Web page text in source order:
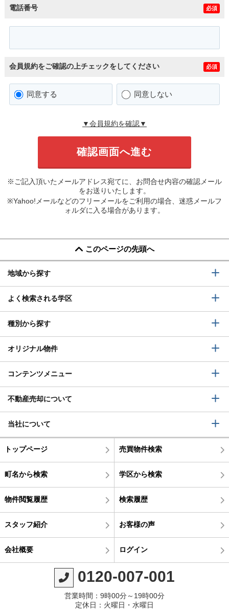
電話番号 必須
会員規約をご確認の上チェックをしてください 必須
同意する 同意しない
▼会員規約を確認▼
※ご記入頂いたメールアドレス宛てに、お問合せ内容の確認メール
をお送りいたします。
※Yahoo!メールなどのフリーメールをご利用の場合、迷惑メールフ
ォルダに入る場合があります。
このページの先頭へ
地域から探す
よく検索される学区
種別から探す
オリジナル物件
コンテンツメニュー
不動産売却について
当社について
トップページ 売買物件検索
町名から検索 学区から検索
物件閲覧履歴 検索履歴
スタッフ紹介 お客様の声
会社概要 ログイン
0120-007-001
営業時間：9時00分～19時00分
定休日：火曜日・水曜日